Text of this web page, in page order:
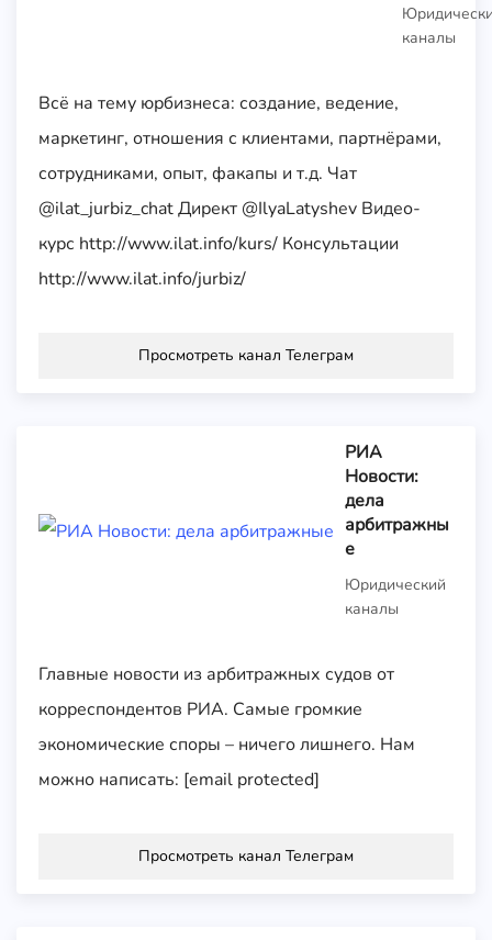
каналы
Всё на тему юрбизнеса: создание, ведение,
маркетинг, отношения с клиентами, партнёрами,
сотрудниками, опыт, факапы и т.д. Чат
@ilat_jurbiz_chat Директ @IlyaLatyshev Видео-
курс http://www.ilat.info/kurs/ Консультации
http://www.ilat.info/jurbiz/
Просмотреть канал Телеграм
РИА
Новости:
дела
арбитражны
е
Юридический
каналы
Главные новости из арбитражных судов от
корреспондентов РИА. Самые громкие
экономические споры – ничего лишнего. Нам
можно написать: [email protected]
Просмотреть канал Телеграм